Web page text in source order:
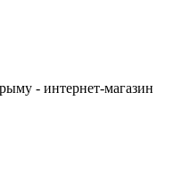
- интернет-магазин